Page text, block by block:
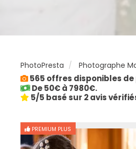
PhotoPresta Photographe
565 offres disponibles
De 50€ à 7980€.
5/5 basé sur 2 avis
PREMIUM PLUS